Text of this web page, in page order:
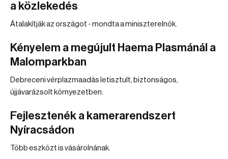
a közlekedés
Átalakítják az országot - mondta a miniszterelnök.
Kényelem a megújult Haema Plasmánál a
Malomparkban
Debreceni vérplazmaadás letisztult, biztonságos,
újjávarázsolt környezetben.
Fejlesztenék a kamerarendszert
Nyíracsádon
Több eszközt is vásárolnának.